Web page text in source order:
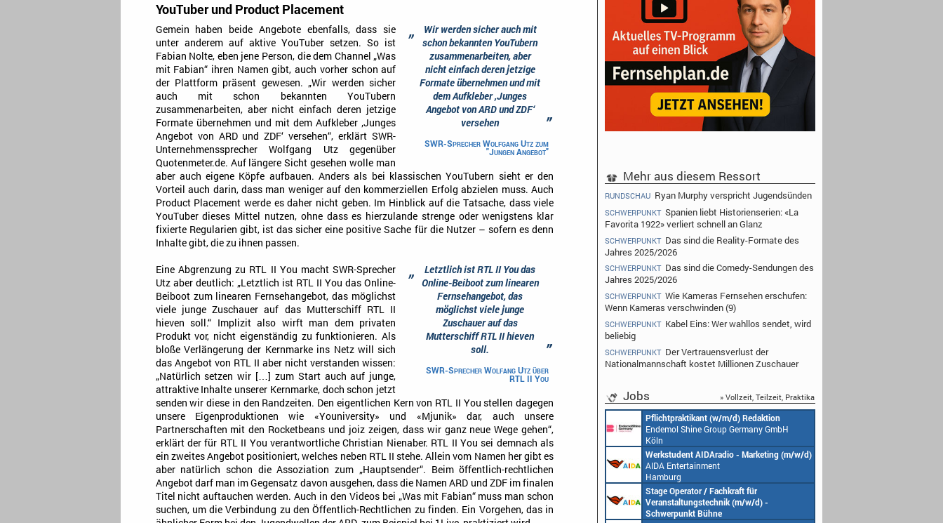
YouTuber und Product Placement
„
Wir werden sicher auch mit
schon bekannten YouTubern
zusammenarbeiten, aber
nicht einfach deren jetzige
Formate übernehmen und mit
dem Aufkleber ‚Junges
Angebot von ARD und ZDF‘
versehen
”
SWR-Sprecher Wolfgang Utz zum
"Jungen Angebot"
Gemein haben beide Angebote ebenfalls, dass sie
unter anderem auf aktive YouTuber setzen. So ist
Fabian Nolte, eben jene Person, die dem Channel „Was
mit Fabian“ ihren Namen gibt, auch vorher schon auf
der Plattform präsent gewesen. „Wir werden sicher
auch mit schon bekannten YouTubern
zusammenarbeiten, aber nicht einfach deren jetzige
Formate übernehmen und mit dem Aufkleber ‚Junges
Angebot von ARD und ZDF‘ versehen“, erklärt SWR-
Unternehmenssprecher Wolfgang Utz gegenüber
Quotenmeter.de. Auf längere Sicht gesehen wolle man
aber auch eigene Köpfe aufbauen. Anders als bei klassischen YouTubern sieht er den
Vorteil auch darin, dass man weniger auf den kommerziellen Erfolg abzielen muss. Auch
Product Placement werde es daher nicht geben. Im Hinblick auf die Tatsache, dass viele
YouTuber dieses Mittel nutzen, ohne dass es hierzulande strenge oder wenigstens klar
fixierte Regularien gibt, ist das sicher eine positive Sache für die Nutzer – sofern es denn
Inhalte gibt, die zu ihnen passen.
„
Letztlich ist RTL II You das
Online-Beiboot zum linearen
Fernsehangebot, das
möglichst viele junge
Zuschauer auf das
Mutterschiff RTL II hieven
soll.
”
SWR-Sprecher Wolfang Utz über
RTL II You
Eine Abgrenzung zu RTL II You macht SWR-Sprecher
Utz aber deutlich: „Letztlich ist RTL II You das Online-
Beiboot zum linearen Fernsehangebot, das möglichst
viele junge Zuschauer auf das Mutterschiff RTL II
hieven soll.“ Implizit also wirft man dem privaten
Produkt vor, nicht eigenständig zu funktionieren. Als
bloße Verlängerung der Kernmarke ins Netz will sich
das Angebot von RTL II aber nicht verstanden wissen:
„Natürlich setzen wir […] zum Start auch auf junge,
attraktive Inhalte unserer Kernmarke, doch schon jetzt
senden wir diese in den Randzeiten. Den eigentlichen Kern von RTL II You stellen dagegen
unsere Eigenproduktionen wie «Youniversity» und «Mjunik» dar, auch unsere
Partnerschaften mit den Rocketbeans und joiz zeigen, dass wir ganz neue Wege gehen“,
erklärt der für RTL II You verantwortliche Christian Nienaber. RTL II You sei demnach als
ein zweites Angebot positioniert, welches neben RTL II stehe. Allein vom Namen her gibt es
aber natürlich schon die Assoziation zum „Hauptsender“. Beim öffentlich-rechtlichen
Angebot darf man im Gegensatz davon ausgehen, dass die Namen ARD und ZDF im finalen
Titel nicht auftauchen werden. Auch in den Videos bei „Was mit Fabian“ muss man schon
suchen, um die Verbindung zu den Öffentlich-Rechtlichen zu finden. Ein Vorgehen, das in
Mehr aus diesem Ressort
RUNDSCHAU Ryan Murphy verspricht Jugendsünden
SCHWERPUNKT Spanien liebt Historienserien: «La
Favorita 1922» verliert schnell an Glanz
SCHWERPUNKT Das sind die Reality-Formate des
Jahres 2025/2026
SCHWERPUNKT Das sind die Comedy-Sendungen des
Jahres 2025/2026
SCHWERPUNKT Wie Kameras Fernsehen erschufen:
Wenn Kameras verschwinden (9)
SCHWERPUNKT Kabel Eins: Wer wahllos sendet, wird
beliebig
SCHWERPUNKT Der Vertrauensverlust der
Nationalmannschaft kostet Millionen Zuschauer
Jobs » Vollzeit, Teilzeit, Praktika
Pflichtpraktikant (w/m/d) Redaktion
Endemol Shine Group Germany GmbH
Köln
Werkstudent AIDAradio - Marketing (m/w/d)
AIDA Entertainment
Hamburg
Stage Operator / Fachkraft für
Veranstaltungstechnik (m/w/d) -
Schwerpunkt Bühne
Redakteur (w/m/d) oder Jungredakteur
(w/m/d)
Köln
Senior Video Producer/ 1st TV Operator
(m/w/d)
an Bord unserer Schiffe
Studentische Aushilfe (w/m/d) – YouTube
Endemol Shine Group Germany GmbH
Köln